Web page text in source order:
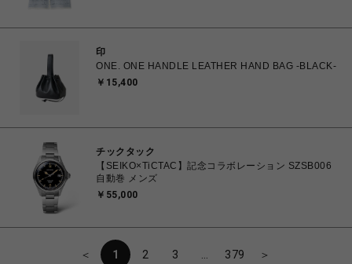
印
ONE. ONE HANDLE LEATHER HAND BAG -BLACK-
￥15,400
チックタック
【SEIKO×TiCTAC】記念コラボレーション SZSB006
自動巻 メンズ
￥55,000
＜ 1 2 3 379 ＞